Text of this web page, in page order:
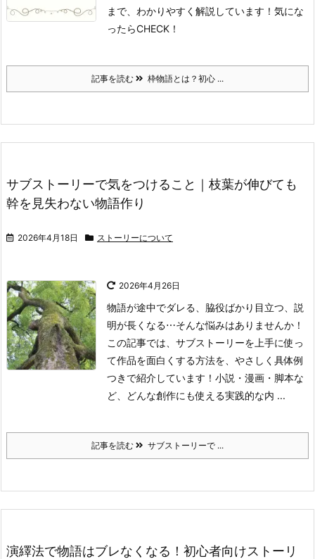
まで、わかりやすく解説しています！気にな
ったらCHECK！
記事を読む 枠物語とは？初心 ...
サブストーリーで気をつけること｜枝葉が伸びても
幹を見失わない物語作り
2026年4月18日 ストーリーについて
2026年4月26日
物語が途中でダレる、脇役ばかり目立つ、説
明が長くなる⋯そんな悩みはありませんか！
この記事では、サブストーリーを上手に使っ
て作品を面白くする方法を、やさしく具体例
つきで紹介しています！小説・漫画・脚本な
ど、どんな創作にも使える実践的な内 ...
記事を読む サブストーリーで ...
演繹法で物語はブレなくなる！初心者向けストーリ